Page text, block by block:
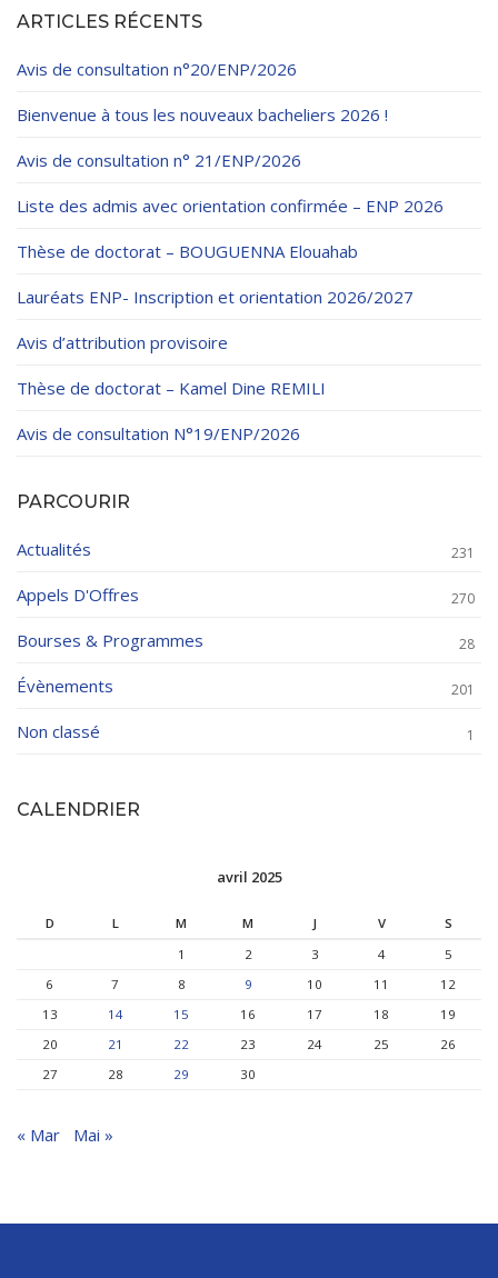
ARTICLES RÉCENTS
Avis de consultation n°20/ENP/2026
Bienvenue à tous les nouveaux bacheliers 2026 !
Avis de consultation n° 21/ENP/2026
Liste des admis avec orientation confirmée – ENP 2026
Thèse de doctorat – BOUGUENNA Elouahab
Lauréats ENP- Inscription et orientation 2026/2027
Avis d’attribution provisoire
Thèse de doctorat – Kamel Dine REMILI
Avis de consultation N°19/ENP/2026
PARCOURIR
Actualités 231
Appels D'Offres 270
Bourses & Programmes 28
Évènements 201
Non classé 1
CALENDRIER
avril 2025
D L M M J V
S
1
2 3 4
5
6
7 8 9 10 11
12
13
14 15 16 17 18
19
20
21 22 23 24 25
26
27
28 29 30
« Mar Mai »